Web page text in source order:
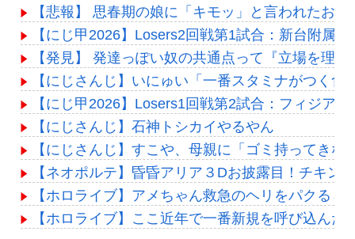
【悲報】 思春期の娘に「キモッ」と言われたお
【にじ甲2026】Losers2回戦第1試合：新台附属
【発見】 発達っぽい奴の共通点って『立場を理
【にじさんじ】いにゅい「一番スタミナがつく食
【にじ甲2026】Losers1回戦第2試合：フィジア
【にじさんじ】石神トシカイやるやん
【にじさんじ】すこや、母親に「ゴミ持ってき
【ネオポルテ】昏昏アリア３Dお披露目！チキン
【ホロライブ】アメちゃん救急のヘリをパクる→
【ホロライブ】ここ近年で一番新規を呼び込んだ